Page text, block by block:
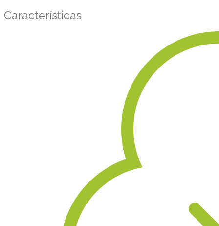
Características